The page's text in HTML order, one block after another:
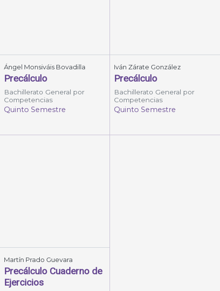
Ángel Monsiváis Bovadilla
Precálculo
Bachillerato General por
Competencias
Quinto Semestre
Iván Zárate González
Precálculo
Bachillerato General por
Competencias
Quinto Semestre
Martín Prado Guevara
Precálculo Cuaderno de
Ejercicios